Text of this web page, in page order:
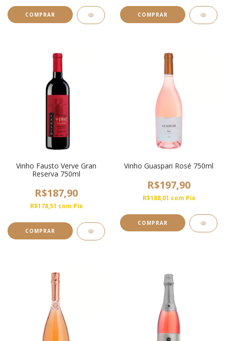
Vinho Fausto Verve Gran
Reserva 750ml
R$187,90
R$178,51 com Pix
Vinho Guaspari Rosé 750ml
R$197,90
R$188,01 com Pix